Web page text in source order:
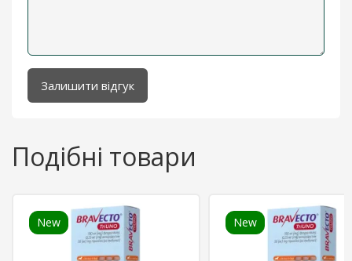
Залишити відгук
Подібні товари
New New